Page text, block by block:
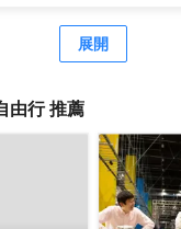
展開
由行 推薦